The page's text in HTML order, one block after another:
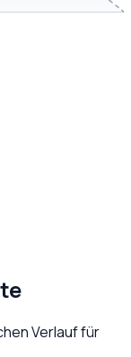
Verlauf für